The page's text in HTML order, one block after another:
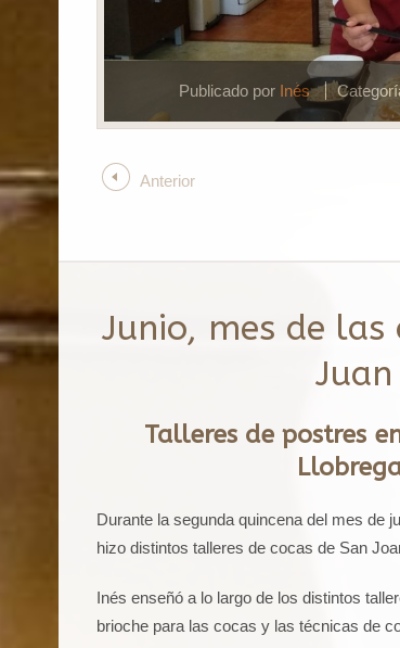
Publicado por Inés
Anterior
Junio, mes de las
Juan
Talleres de postres
Durante la segunda quincena del mes de
hizo distintos talleres de cocas de San
Inés enseñó a lo largo de los distintos
brioche para las cocas y las técnicas de